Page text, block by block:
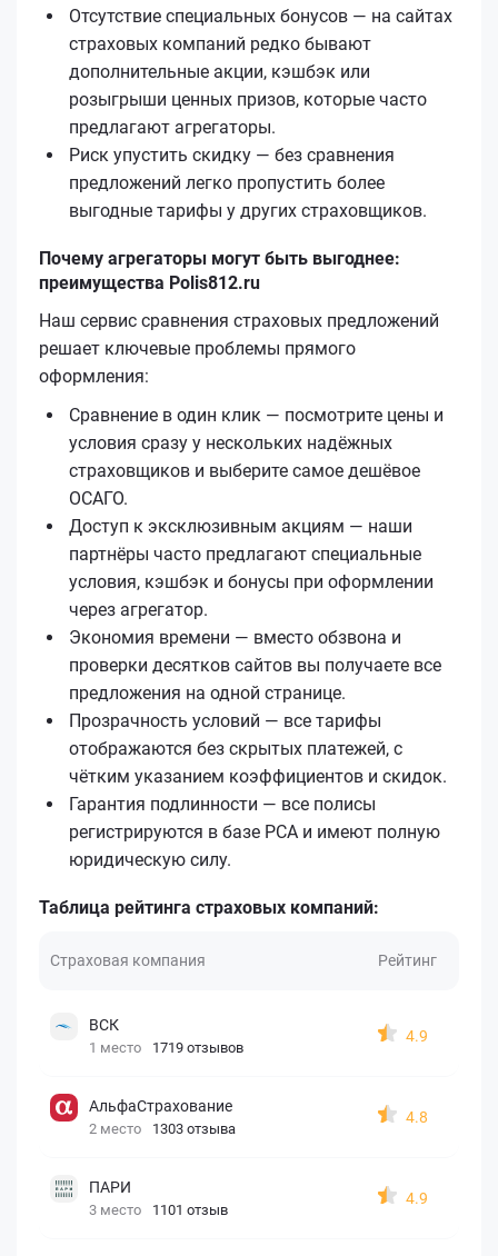
Отсутствие специальных бонусов — на сайтах
страховых компаний редко бывают
дополнительные акции, кэшбэк или
розыгрыши ценных призов, которые часто
предлагают агрегаторы.
Риск упустить скидку — без сравнения
предложений легко пропустить более
выгодные тарифы у других страховщиков.
Почему агрегаторы могут быть выгоднее:
преимущества Polis812.ru
Наш сервис сравнения страховых предложений
решает ключевые проблемы прямого
оформления:
Сравнение в один клик — посмотрите цены и
условия сразу у нескольких надёжных
страховщиков и выберите самое дешёвое
ОСАГО.
Доступ к эксклюзивным акциям — наши
партнёры часто предлагают специальные
условия, кэшбэк и бонусы при оформлении
через агрегатор.
Экономия времени — вместо обзвона и
проверки десятков сайтов вы получаете все
предложения на одной странице.
Прозрачность условий — все тарифы
отображаются без скрытых платежей, с
чётким указанием коэффициентов и скидок.
Гарантия подлинности — все полисы
регистрируются в базе РСА и имеют полную
юридическую силу.
Таблица рейтинга страховых компаний:
Страховая компания Рейтинг
ВСК
1 место 1719 отзывов
4.9
АльфаСтрахование
2 место 1303 отзыва
4.8
ПАРИ
3 место 1101 отзыв
4.9